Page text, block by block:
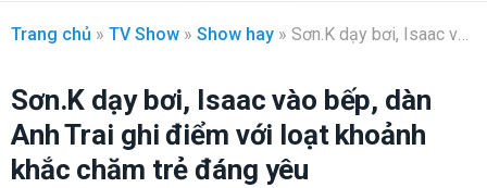
Trang chủ » TV Show » Show hay » Sơn.K dạy bơi, Isaac vào bếp, dàn Anh Trai ghi điểm với loạt khoảnh khắc chăm trẻ đáng yêu
Sơn.K dạy bơi, Isaac vào bếp, dàn
Anh Trai ghi điểm với loạt khoảnh
khắc chăm trẻ đáng yêu